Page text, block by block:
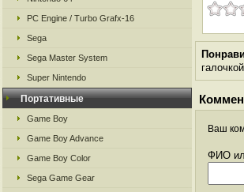
PC Engine / Turbo Grafx-16
Sega
Sega Master System
Super Nintendo
Портативные
Game Boy
Game Boy Advance
Game Boy Color
Sega Game Gear
Ваш
ФИО